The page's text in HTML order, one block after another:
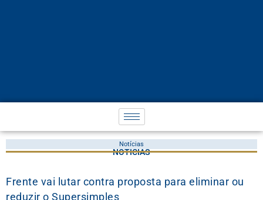
NOTÍCIAS
Notícias
Frente vai lutar contra proposta para eliminar ou
reduzir o Supersimples